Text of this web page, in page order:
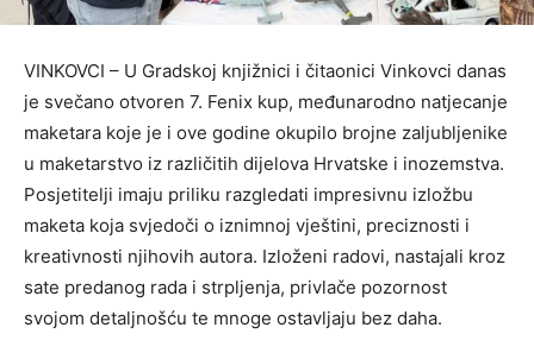
VINKOVCI – U Gradskoj knjižnici i čitaonici Vinkovci danas
je svečano otvoren 7. Fenix kup, međunarodno natjecanje
maketara koje je i ove godine okupilo brojne zaljubljenike
u maketarstvo iz različitih dijelova Hrvatske i inozemstva.
Posjetitelji imaju priliku razgledati impresivnu izložbu
maketa koja svjedoči o iznimnoj vještini, preciznosti i
kreativnosti njihovih autora. Izloženi radovi, nastajali kroz
sate predanog rada i strpljenja, privlače pozornost
svojom detaljnošću te mnoge ostavljaju bez daha.